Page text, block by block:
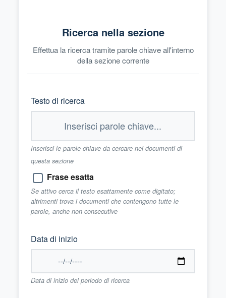
Ricerca nella sezione
Effettua la ricerca tramite parole chiave all'interno
della sezione corrente
Testo di ricerca
Inserisci le parole chiave da cercare nei documenti di
questa sezione
Frase esatta
Se attivo cerca il testo esattamente come digitato;
altrimenti trova i documenti che contengono tutte le
parole, anche non consecutive
Data di inizio
Data di inizio del periodo di ricerca